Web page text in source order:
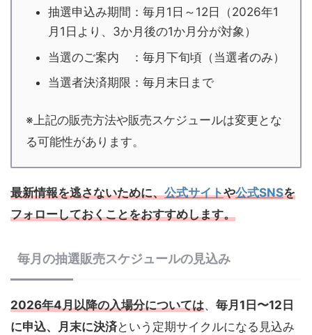
抽選申込み期間：毎月1日～12日（2026年1
月1日より、3か月後の1か月分が対象）
当選のご案内 ：毎月下旬頃（当選者のみ）
当選者決済期限：毎月末日まで
※上記の販売方法や販売スケジュールは変更とな
る可能性があります。
最新情報を逃さないために、公式サイトや公式SNSを
フォローしておくことをおすすめします。
毎月の抽選販売スケジュールの見込み
2026年4月以降の入場分については、 毎月1日〜12日
に申込、月末に決済という定期サイクルになる見込み